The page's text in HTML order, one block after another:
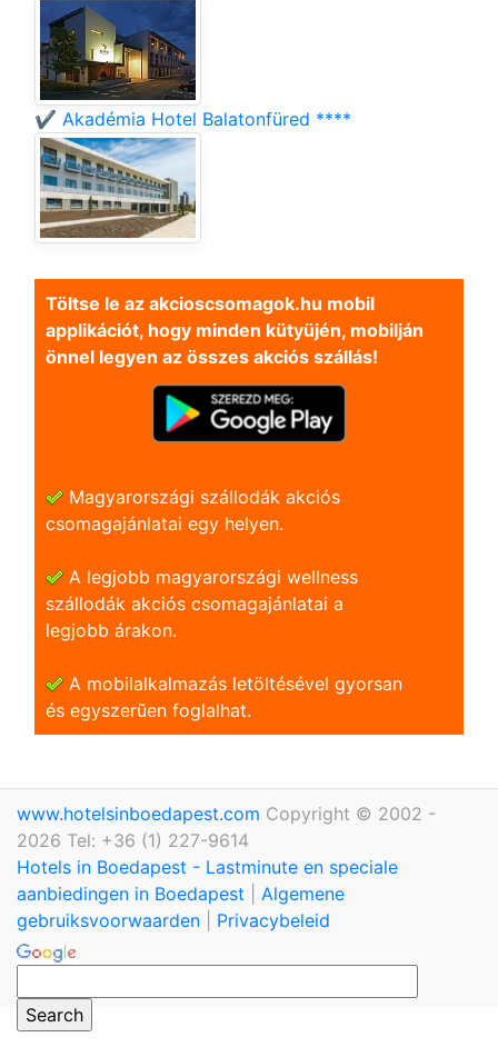
✔️ Akadémia Hotel Balatonfüred ****
Töltse le az akcioscsomagok.hu mobil
applikációt, hogy minden kütyüjén, mobilján
önnel legyen az összes akciós szállás!
Magyarországi szállodák akciós
csomagajánlatai egy helyen.
A legjobb magyarországi wellness
szállodák akciós csomagajánlatai a
legjobb árakon.
A mobilalkalmazás letöltésével gyorsan
és egyszerũen foglalhat.
www.hotelsinboedapest.com Copyright © 2002 -
2026 Tel: +36 (1) 227-9614
Hotels in Boedapest - Lastminute en speciale
aanbiedingen in Boedapest
Algemene
gebruiksvoorwaarden
Privacybeleid